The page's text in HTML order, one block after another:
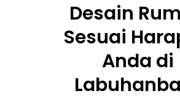
Desain
Sesuai
Anda di